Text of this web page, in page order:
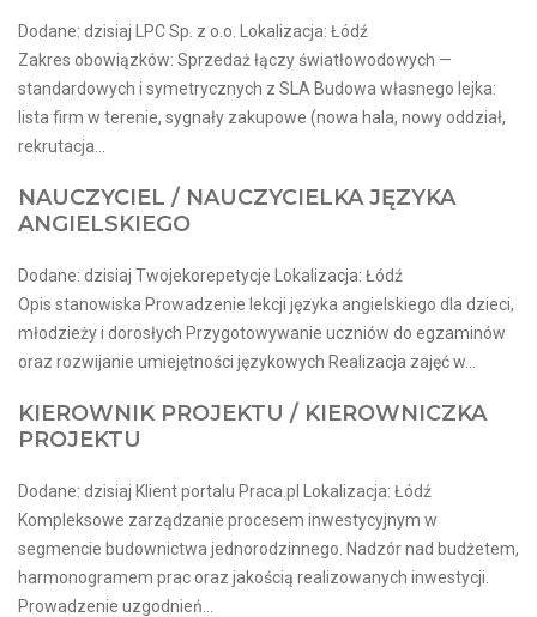
Dodane: dzisiaj LPC Sp. z o.o. Lokalizacja: Łódź
Zakres obowiązków: Sprzedaż łączy światłowodowych —
standardowych i symetrycznych z SLA Budowa własnego lejka:
lista firm w terenie, sygnały zakupowe (nowa hala, nowy oddział,
rekrutacja...
NAUCZYCIEL / NAUCZYCIELKA JĘZYKA
ANGIELSKIEGO
Dodane: dzisiaj Twojekorepetycje Lokalizacja: Łódź
Opis stanowiska Prowadzenie lekcji języka angielskiego dla dzieci,
młodzieży i dorosłych Przygotowywanie uczniów do egzaminów
oraz rozwijanie umiejętności językowych Realizacja zajęć w...
KIEROWNIK PROJEKTU / KIEROWNICZKA
PROJEKTU
Dodane: dzisiaj Klient portalu Praca.pl Lokalizacja: Łódź
Kompleksowe zarządzanie procesem inwestycyjnym w
segmencie budownictwa jednorodzinnego. Nadzór nad budżetem,
harmonogramem prac oraz jakością realizowanych inwestycji.
Prowadzenie uzgodnień...